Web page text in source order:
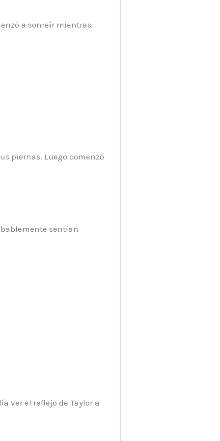
a sonreír mientras
piernas. Luego comenzó
sentían
ver el reflejo de Taylor a